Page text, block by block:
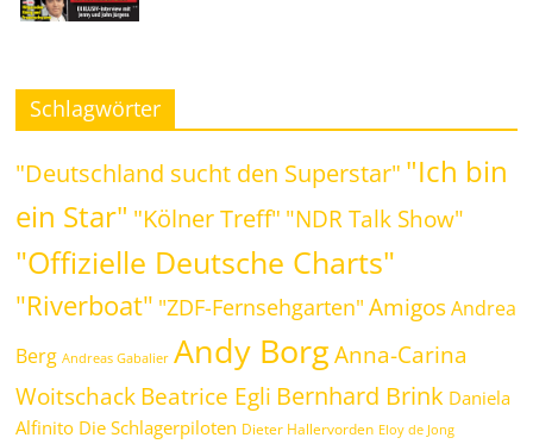
Schlagwörter
"Deutschland sucht den Superstar" "Ich bin
ein Star" "Kölner Treff" "NDR Talk Show"
"Offizielle Deutsche Charts"
"Riverboat" "ZDF-Fernsehgarten" Amigos Andrea
Berg Andreas Gabalier Andy Borg Anna-Carina
WoitschackBeatrice Egli Bernhard Brink Daniela
Alfinito Die Schlagerpiloten Dieter Hallervorden Eloy de Jong